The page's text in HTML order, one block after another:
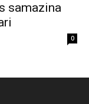
samazina
0